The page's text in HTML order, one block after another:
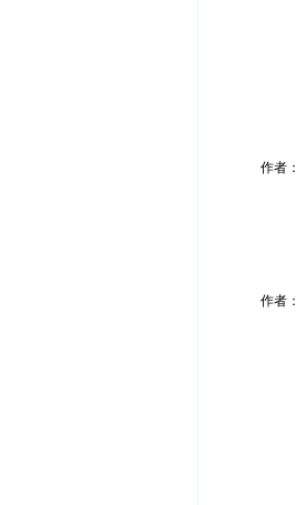
作者：
作者：